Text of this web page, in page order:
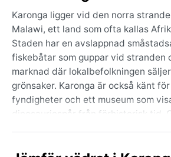
Karonga ligger vid den norra
Malawi, ett land som ofta kallas
Staden har en avslappnad
fiskebåtar som guppar vid stranden
marknad där lokalbefolkningen
grönsaker. Karonga är också känt
fyndigheter och ett museum som
dinosauriespår från förhistorisk tid.